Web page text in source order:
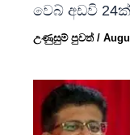
වෙබ් අඩවි
උණුසුම් පුවත්/